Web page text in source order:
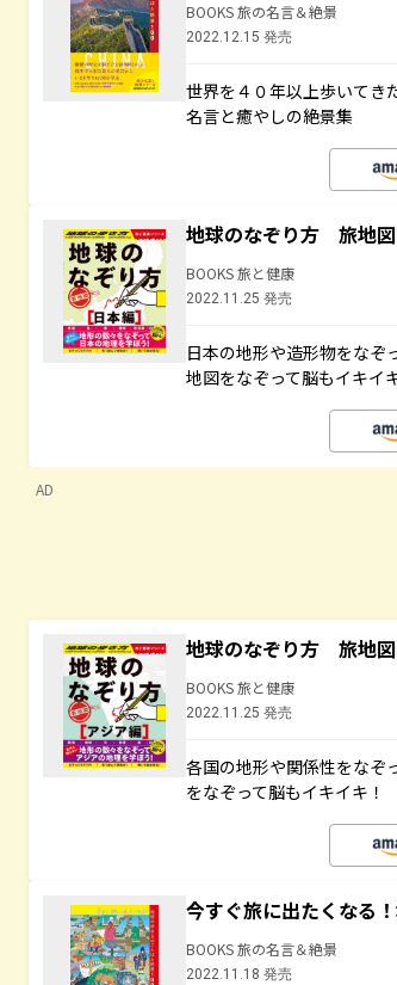
BOOKS 旅の名言＆絶景
2022.12.15 発売
世界を４０年以上歩いてき
名言と癒やしの絶景集
地球のなぞり方 旅地
BOOKS 旅と健康
2022.11.25 発売
日本の地形や造形物をなぞ
地図をなぞって脳もイキイ
AD
地球のなぞり方 旅地
BOOKS 旅と健康
2022.11.25 発売
各国の地形や関係性をなぞ
をなぞって脳もイキイキ！
今すぐ旅に出たくなる
BOOKS 旅の名言＆絶景
2022.11.18 発売